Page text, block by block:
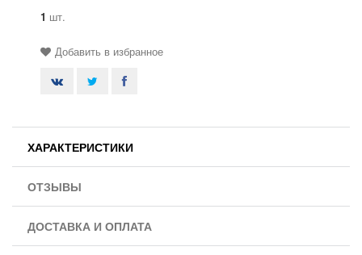
1 шт.
Добавить в избранное
ХАРАКТЕРИСТИКИ
ОТЗЫВЫ
ДОСТАВКА И ОПЛАТА